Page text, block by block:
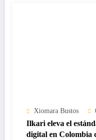
Xiomara Bustos
Ilkari eleva el
digital en Colombia